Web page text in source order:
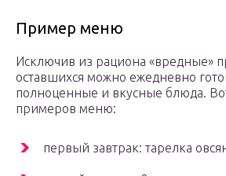
Пример меню
Исключив из рациона «вредные»
оставшихся можно ежедневно
полноценные и вкусные блюда.
примеров меню:
первый завтрак: тарелка